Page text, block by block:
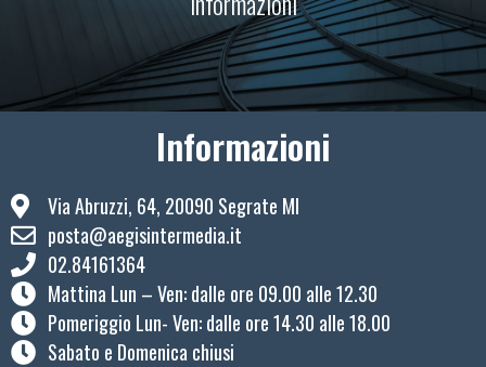
Informazioni
Via Abruzzi, 64, 20090 Segrate MI
posta@aegisintermedia.it
02.84161364
Mattina Lun – Ven: ​dalle ore 09.00 alle 12.30
Pomeriggio Lun- Ven: dalle ore 14.30 alle 18.00
Sabato e Domenica chiusi